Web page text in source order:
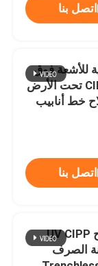
اتصل بنا
للأشعة فوق
البنفسجية معدات CIPP تحت الأرض
خط أنابيب
اتصل بنا
Bluelight LED مصباح UV CIPP
الصرف